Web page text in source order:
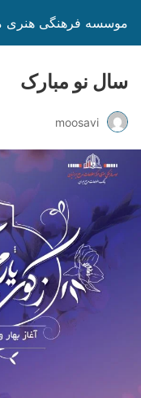
موسسه فرهنگی هنری
سال نو مبارک
moosavi